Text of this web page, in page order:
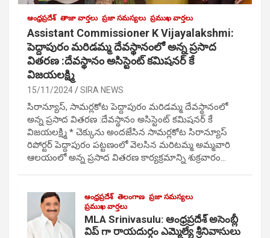
ఆంధ్రప్రదేశ్ తాజా వార్తలు ప్రజా సమస్యలు ప్రముఖ వార్తలు
Assistant Commissioner K Vijayalakshmi:
పెద్దాపురం మరిడమ్మ దేవస్థానంలో అన్న ప్రసాద
వితరణ :దేవస్థానం అసిస్టెంట్ కమిషనర్ కే
విజయలక్ష్మి
15/11/2024 SIRA NEWS
సిరాన్యూస్, సామర్లకోట పెద్దాపురం మరిడమ్మ దేవస్థానంలో
అన్న ప్రసాద వితరణ :దేవస్థానం అసిస్టెంట్ కమిషనర్ కే
విజయలక్ష్మి * చెక్కును అందజేసిన సామర్లకోట సిరాన్యూస్
రిపోర్టర్ పెద్దాపురం పట్టణంలో వెలసిన మరిటమ్మ అమ్మవారి
ఆలయంలో అన్న ప్రసాద వితరణ కార్యక్రమాన్ని శుక్రవారం…
ఆంధ్రప్రదేశ్ తెలంగాణ ప్రజా సమస్యలు
ప్రముఖ వార్తలు
MLA Srinivasulu: ఆంధ్రప్రదేశ్ అసెంబ్లీ
విప్ గా రాయదుర్గం ఎమ్మెల్యే శ్రీనివాసులు